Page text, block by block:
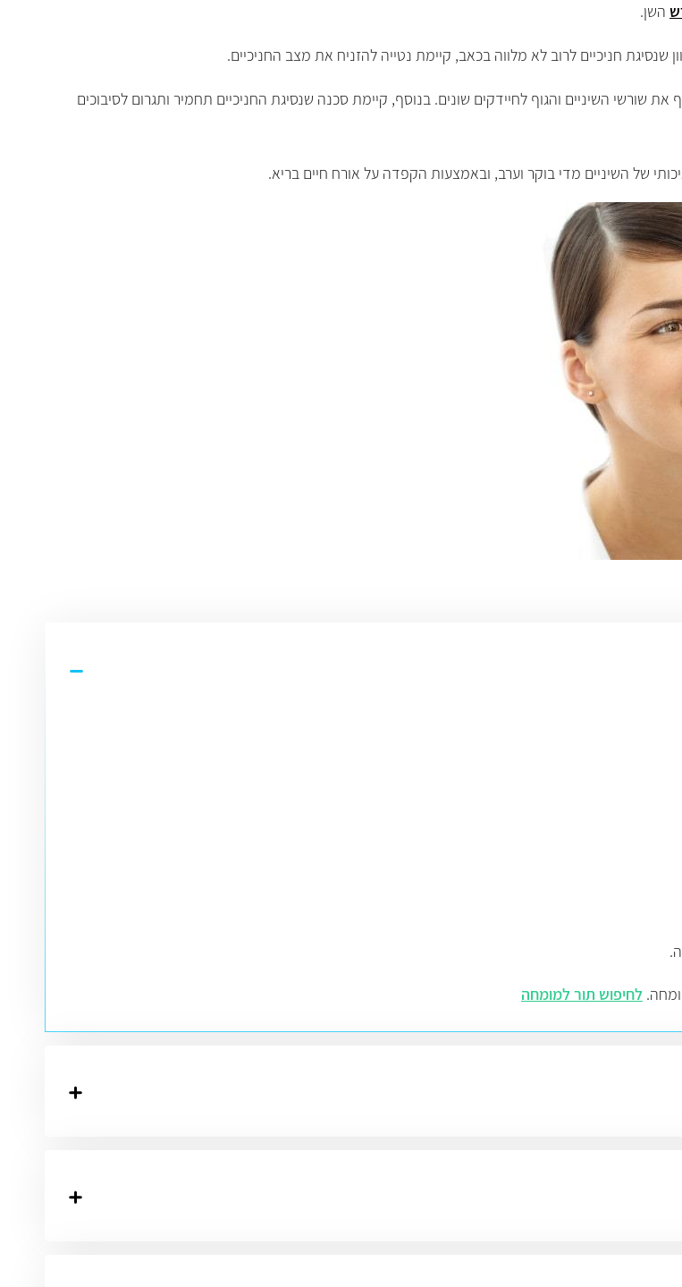
השן.
שנסיגת חניכיים לרוב לא מלווה בכאב, קיימת נטייה להזניח את מצב החניכיים.
השיניים והגוף לחיידקים שונים. בנוסף, קיימת סכנה שנסיגת החניכיים תחמיר ותגרום לסיבוכים
של השיניים מדי בוקר וערב, ובאמצעות הקפדה על אורח חיים בריא.
לחיפוש תור למומחה